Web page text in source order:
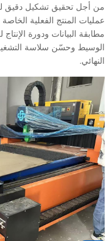
من أجل تحقيق تشكيل دقيق
عمليات المنتج الفعلية
مطابقة البيانات ودورة
الوسيط وحسّن سلاسة التشغيل
النهائي.